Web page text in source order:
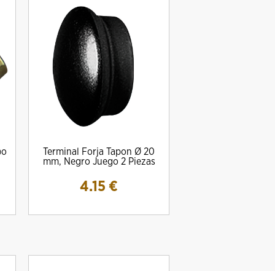
Terminal Forja Tapon Ø 20
mm, Negro Juego 2 Piezas
4.15 €